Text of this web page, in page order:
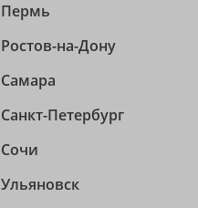
Пермь
Ростов-на-Дону
Самара
Санкт-Петербург
Сочи
Ульяновск